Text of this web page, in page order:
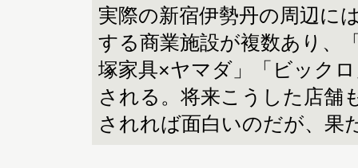
実際の新宿伊勢丹の周辺に
する商業施設が複数あり、
塚家具×ヤマダ」「ビック
される。将来こうした店舗
されれば面白いのだが、